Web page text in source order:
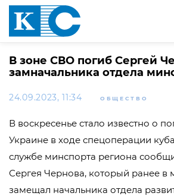
В зоне СВО погиб Сергей
замначальника отдела
24.09.2023, 11:34 ОБЩЕСТВО
В воскресенье стало известно о
Украине в ходе спецоперации
службе минспорта региона
Сергея Чернова, который ранее в
замещал начальника отдела